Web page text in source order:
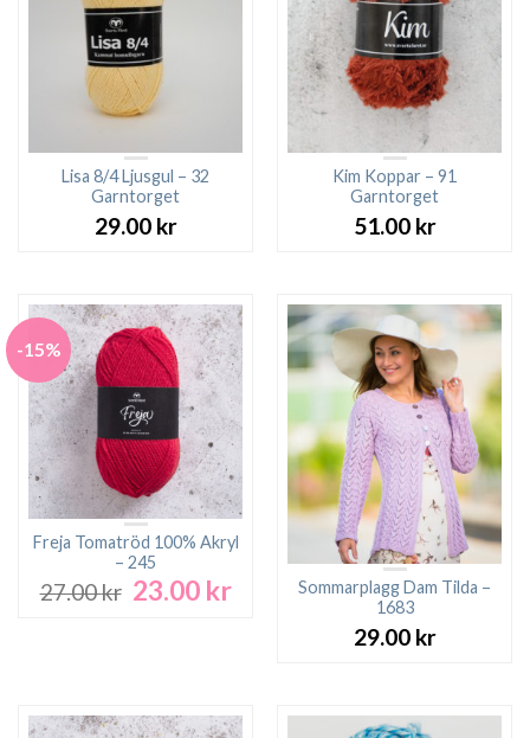
Lisa 8/4 Ljusgul – 32
Garntorget
29.00 kr
Kim Koppar – 91
Garntorget
51.00 kr
-15%
Freja Tomatröd 100% Akryl
– 245
27.00kr Det
23.00 krDet
Sommarplagg Dam Tilda –
1683
29.00 kr